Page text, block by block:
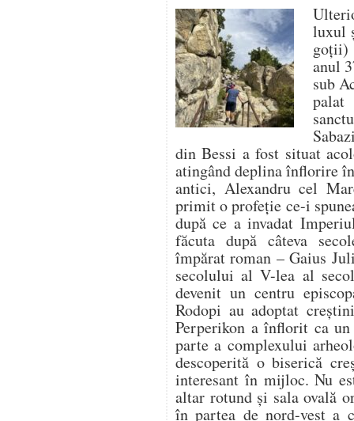
luxul
goții)
anul
sub
din Bessi a fost situat
atingând deplina înflorire
antici, Alexandru cel
primit o profeție ce-i
după ce a invadat
făcuta după câteva
împărat roman – Gaius
secolului al V-lea al
devenit un centru
Rodopi au adoptat
Perperikon a înflorit ca
parte a complexului
descoperită o biserică
interesant în mijloc. Nu
altar rotund și sala ovală
în partea de nord-vest a